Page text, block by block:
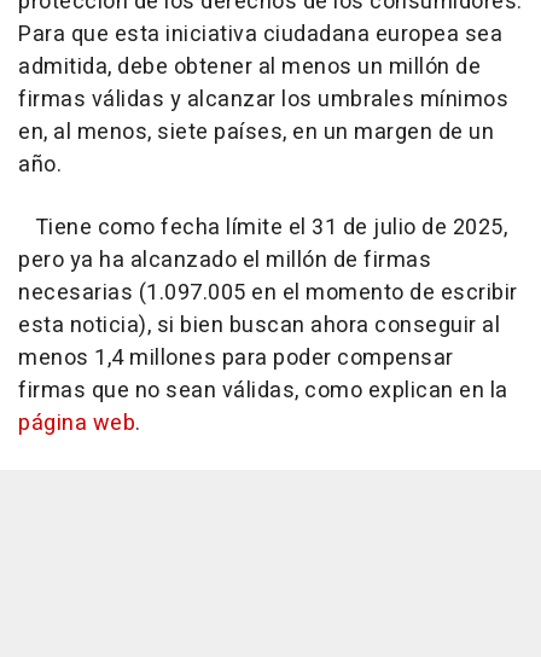
Para que esta iniciativa ciudadana europea sea
admitida, debe obtener al menos un millón de
firmas válidas y alcanzar los umbrales mínimos
en, al menos, siete países, en un margen de un
año.
Tiene como fecha límite el 31 de julio de 2025,
pero ya ha alcanzado el millón de firmas
necesarias (1.097.005 en el momento de escribir
esta noticia), si bien buscan ahora conseguir al
menos 1,4 millones para poder compensar
firmas que no sean válidas, como explican en la
página web.